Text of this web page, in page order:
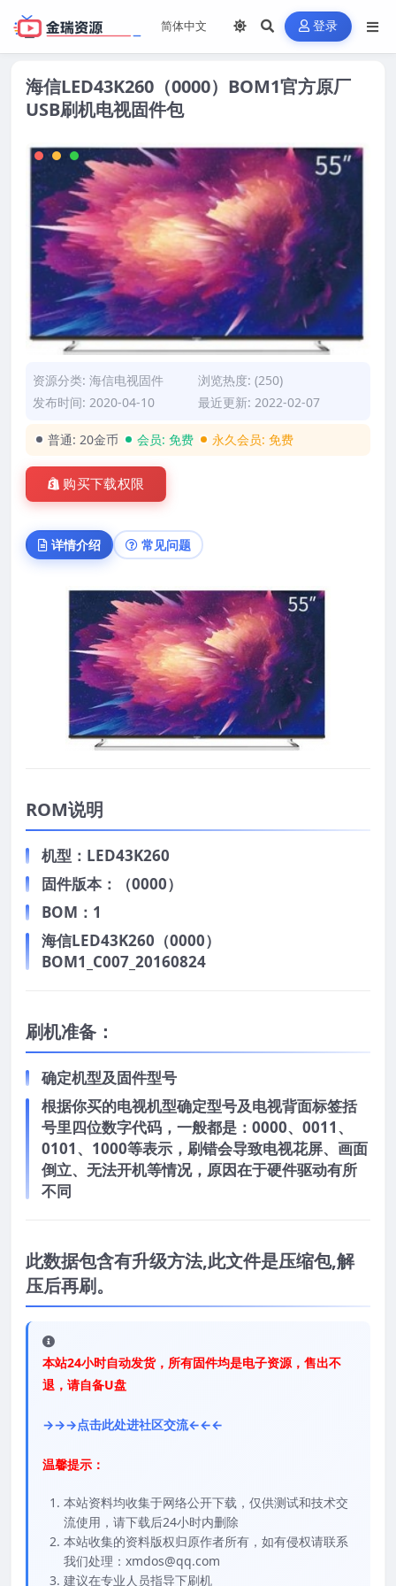
登录
海信LED43K260（0000）BOM1官方原厂
USB刷机电视固件包
资源分类: 海信电视固件
浏览热度: (250)
发布时间: 2020-04-10
最近更新: 2022-02-07
普通: 20金币 会员: 免费 永久会员: 免费
购买下载权限
详情介绍 常见问题
ROM说明
机型：LED43K260
固件版本：（0000）
BOM：1
海信LED43K260（0000）
BOM1_C007_20160824
刷机准备：
确定机型及固件型号
根据你买的电视机型确定型号及电视背面标签括
号里四位数字代码，一般都是：0000、0011、
0101、1000等表示，刷错会导致电视花屏、画面
倒立、无法开机等情况，原因在于硬件驱动有所
不同
此数据包含有升级方法,此文件是压缩包,解
压后再刷。
本站24小时自动发货，所有固件均是电子资源，售出不
退，请自备U盘
→→→点击此处进社区交流←←←
温馨提示：
本站资料均收集于网络公开下载，仅供测试和技术交
流使用，请下载后24小时内删除
本站收集的资料版权归原作者所有，如有侵权请联系
我们处理：xmdos@qq.com
建议在专业人员指导下刷机